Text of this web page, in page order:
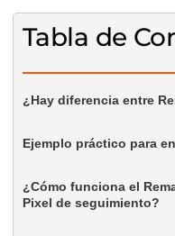
Tabla de
¿Hay diferencia entre
Ejemplo práctico para
¿Cómo funciona el
Pixel de seguimiento?